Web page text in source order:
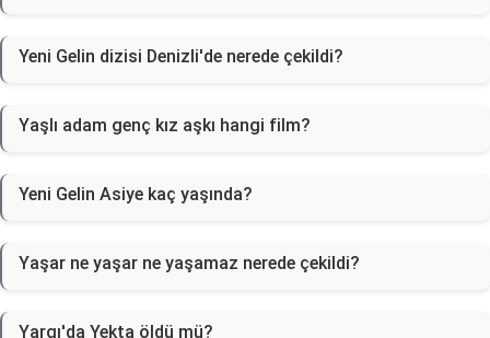
Yeni Gelin dizisi Denizli'de nerede çekildi?
Yaşlı adam genç kız aşkı hangi film?
Yeni Gelin Asiye kaç yaşında?
Yaşar ne yaşar ne yaşamaz nerede çekildi?
Yargı'da Yekta öldü mü?